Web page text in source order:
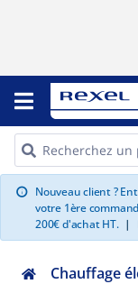
info Nouveau client ?
votre 1ère
200€ d'achat HT. |